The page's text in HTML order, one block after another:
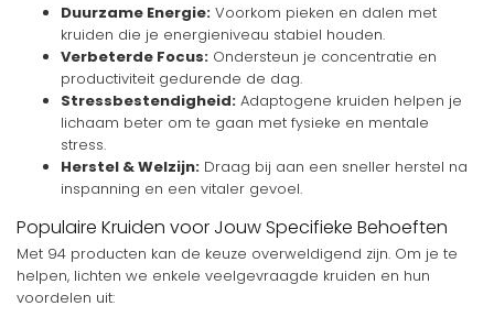
Duurzame Energie: Voorkom pieken en dalen met
kruiden die je energieniveau stabiel houden.
Verbeterde Focus: Ondersteun je concentratie en
productiviteit gedurende de dag.
Stressbestendigheid: Adaptogene kruiden helpen je
lichaam beter om te gaan met fysieke en mentale
stress.
Herstel & Welzijn: Draag bij aan een sneller herstel na
inspanning en een vitaler gevoel.
Populaire Kruiden voor Jouw Specifieke Behoeften
Met 94 producten kan de keuze overweldigend zijn. Om je te
helpen, lichten we enkele veelgevraagde kruiden en hun
voordelen uit: